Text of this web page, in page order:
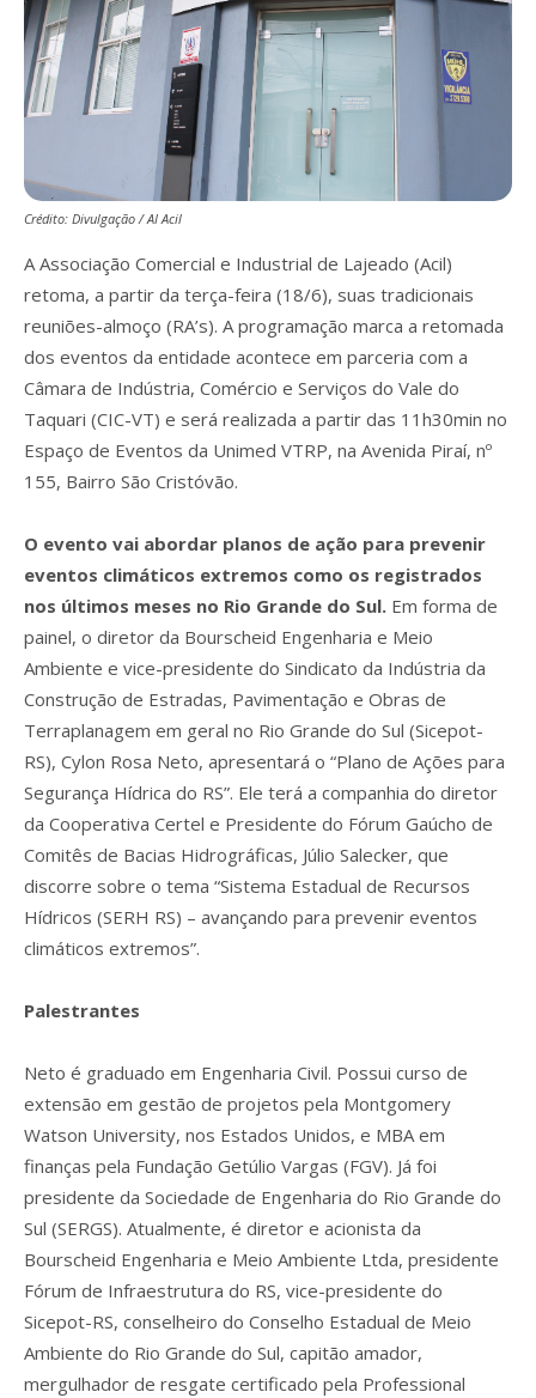
Crédito: Divulgação / AI Acil
A Associação Comercial e Industrial de Lajeado (Acil)
retoma, a partir da terça-feira (18/6), suas tradicionais
reuniões-almoço (RA’s). A programação marca a retomada
dos eventos da entidade acontece em parceria com a
Câmara de Indústria, Comércio e Serviços do Vale do
Taquari (CIC-VT) e será realizada a partir das 11h30min no
Espaço de Eventos da Unimed VTRP, na Avenida Piraí, nº
155, Bairro São Cristóvão.
O evento vai abordar planos de ação para prevenir
eventos climáticos extremos como os registrados
nos últimos meses no Rio Grande do Sul. Em forma de
painel, o diretor da Bourscheid Engenharia e Meio
Ambiente e vice-presidente do Sindicato da Indústria da
Construção de Estradas, Pavimentação e Obras de
Terraplanagem em geral no Rio Grande do Sul (Sicepot-
RS), Cylon Rosa Neto, apresentará o “Plano de Ações para
Segurança Hídrica do RS”. Ele terá a companhia do diretor
da Cooperativa Certel e Presidente do Fórum Gaúcho de
Comitês de Bacias Hidrográficas, Júlio Salecker, que
discorre sobre o tema “Sistema Estadual de Recursos
Hídricos (SERH RS) – avançando para prevenir eventos
climáticos extremos”.
Palestrantes
Neto é graduado em Engenharia Civil. Possui curso de
extensão em gestão de projetos pela Montgomery
Watson University, nos Estados Unidos, e MBA em
finanças pela Fundação Getúlio Vargas (FGV). Já foi
presidente da Sociedade de Engenharia do Rio Grande do
Sul (SERGS). Atualmente, é diretor e acionista da
Bourscheid Engenharia e Meio Ambiente Ltda, presidente
Fórum de Infraestrutura do RS, vice-presidente do
Sicepot-RS, conselheiro do Conselho Estadual de Meio
Ambiente do Rio Grande do Sul, capitão amador,
mergulhador de resgate certificado pela Professional